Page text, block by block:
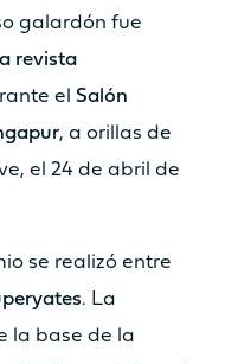
galardón fue
revista
el Salón
, a orillas de
el 24 de abril de
se realizó entre
. La
la base de la
TOTAL
SPI